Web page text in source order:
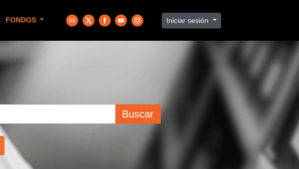
FONDOS Iniciar sesión
Buscar